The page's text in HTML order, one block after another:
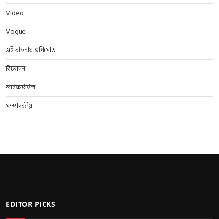
Video
Vogue
এই বাংলায় এপিসোড
বিনোদন
লাইফস্টাইল
সম্পাদকীয়
EDITOR PICKS